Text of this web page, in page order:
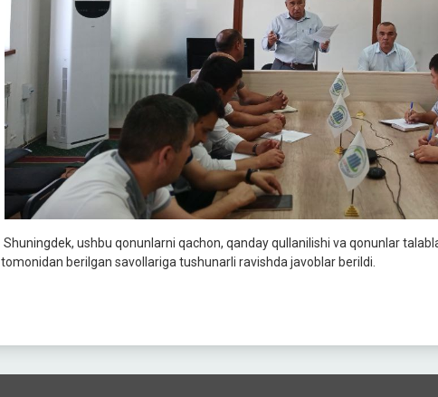
Shuningdek, ushbu qonunlarni qachon, qanday qullanilishi va qonunlar
tomonidan berilgan savollariga tushunarli ravishda javoblar berildi.